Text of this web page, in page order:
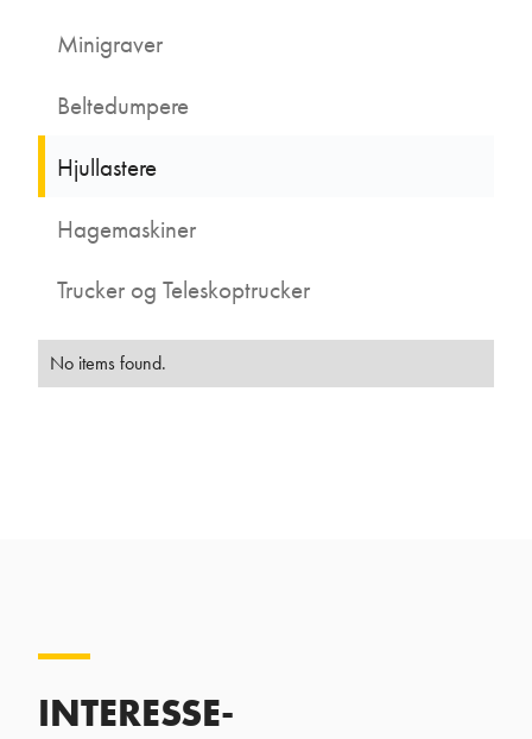
Minigraver
Beltedumpere
Hjullastere
Hagemaskiner
Trucker og Teleskoptrucker
No items found.
INTERESSE-